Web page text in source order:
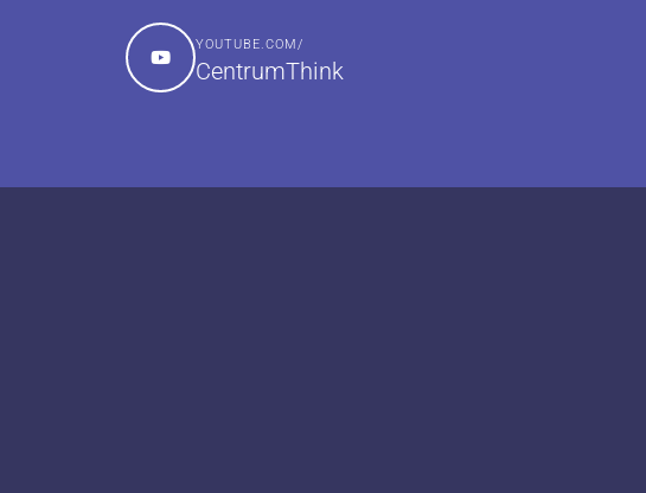
YOUTUBE.COM/
CentrumThink